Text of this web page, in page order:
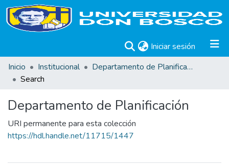
Iniciar sesión (current)
Inicio
Institucional
Departamento de Planificación
Search
Departamento de Planificación
URI permanente para esta colección
https://hdl.handle.net/11715/1447